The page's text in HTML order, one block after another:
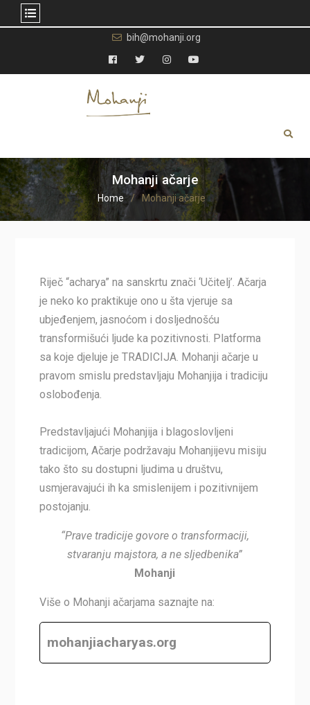
content
bih@mohanji.org
Facebook
TwitterInstagramYouTube
Mohanji ačarje
Home Mohanji ačarje
Riječ “acharya” na sanskrtu znači ‘Učitelj’. Ačarja
je neko ko praktikuje ono u šta vjeruje sa
ubjeđenjem, jasnoćom i dosljednošću
transformišući ljude ka pozitivnosti. Platforma
sa koje djeluje je TRADICIJA. Mohanji ačarje u
pravom smislu predstavljaju Mohanjija i tradiciju
oslobođenja.
Predstavljajući Mohanjija i blagoslovljeni
tradicijom, Ačarje podržavaju Mohanjijevu misiju
tako što su dostupni ljudima u društvu,
usmjeravajući ih ka smislenijem i pozitivnijem
postojanju.
“Prave tradicije govore o transformaciji,
stvaranju majstora, a ne sljedbenika”
Mohanji
Više o Mohanji ačarjama saznajte na:
mohanjiacharyas.org